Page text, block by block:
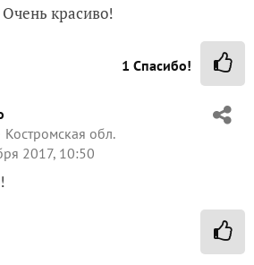
красиво!
1 Спасибо!
Костромская обл.
2017, 10:50